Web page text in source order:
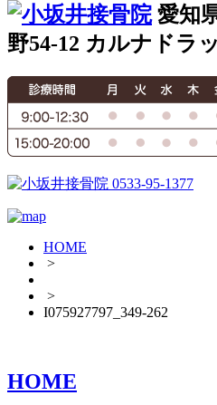
愛知
野54-12 カルナドラ
HOME
>
>
I075927797_349-262
HOME